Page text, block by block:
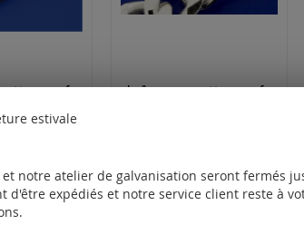
chaîne gourmette avec fermoir à mousqueton (ø 2.3 mm) / argent 925
chaîne gourmette avec fermoir à mousqueton (ø4.5mm) / argent 925
estivale
notre atelier de galvanisation seront fermés
d'être expédiés et notre service client reste à